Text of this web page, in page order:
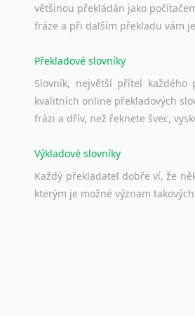
většinou překládán jako
fráze a při dalším překladu vám
Překladové slovníky
Slovník, největší přítel
kvalitních online překladových
frázi a dřív, než řeknete švec,
Výkladové slovníky
Každý překladatel dobře ví, že
kterým je možné význam